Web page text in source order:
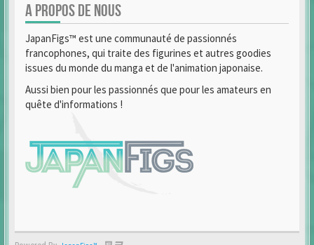
A PROPOS DE NOUS
JapanFigs™ est une communauté de passionnés
francophones, qui traite des figurines et autres goodies
issues du monde du manga et de l'animation japonaise.
Aussi bien pour les passionnés que pour les amateurs en
quête d'informations !